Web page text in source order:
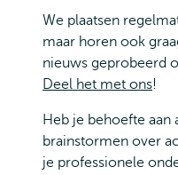
We plaatsen
maar horen ook
nieuws geprobeerd
Deel het met ons!
Heb je behoefte aan
brainstormen over
je professionele